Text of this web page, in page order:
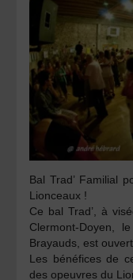
Bal Trad’ Familial
Lionceaux !
Ce bal Trad’, à
Clermont-Doyen,
Brayauds, est
Les bénéfices de
des opeuvres du